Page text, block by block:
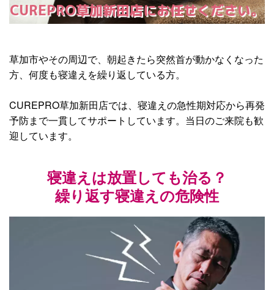
CUREPRO草加新田店にお任せください。
草加市やその周辺で、朝起きたら突然首が動かなくなった
方、何度も寝違えを繰り返している方。
CUREPRO草加新田店では、寝違えの急性期対応から再発
予防まで一貫してサポートしています。当日のご来院も歓
迎しています。
寝違えは放置しても治る？
繰り返す寝違えの危険性